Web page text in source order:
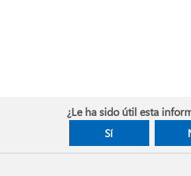
¿Le ha sido útil esta
Sí